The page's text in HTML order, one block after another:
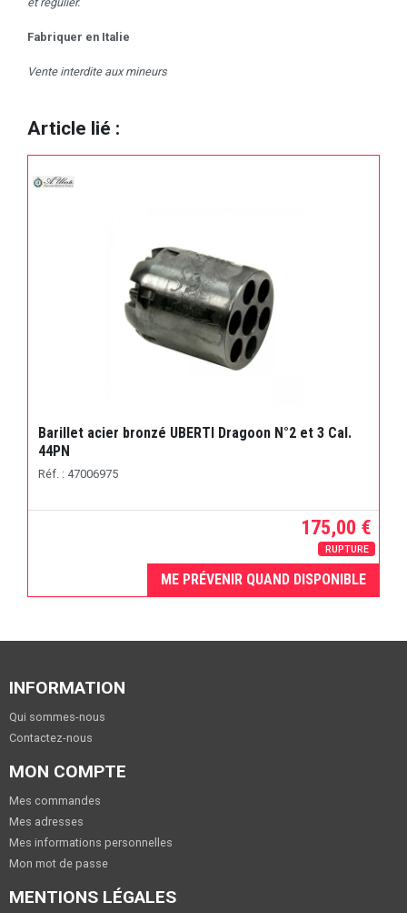
Fabriquer en Italie
Vente interdite aux mineurs
Article lié :
Barillet acier bronzé UBERTI Dragoon N°2 et 3 Cal.
44PN
Réf. : 47006975
175,00 €
RUPTURE
ME PRÉVENIR QUAND DISPONIBLE
INFORMATION
Qui sommes-nous
Contactez-nous
MON COMPTE
Mes commandes
Mes adresses
Mes informations personnelles
Mon mot de passe
MENTIONS LÉGALES